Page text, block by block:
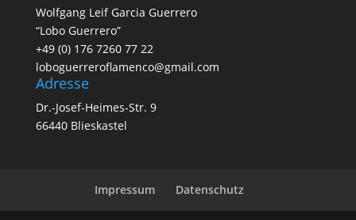
Wolfgang Leif Garcia Guerrero
“Lobo Guerrero”
+49 (0) 176 7260 77 22
loboguerreroflamenco@gmail.com
Adresse
Dr.-Josef-Heimes-Str. 9
66440 Blieskastel
Impressum Datenschutz